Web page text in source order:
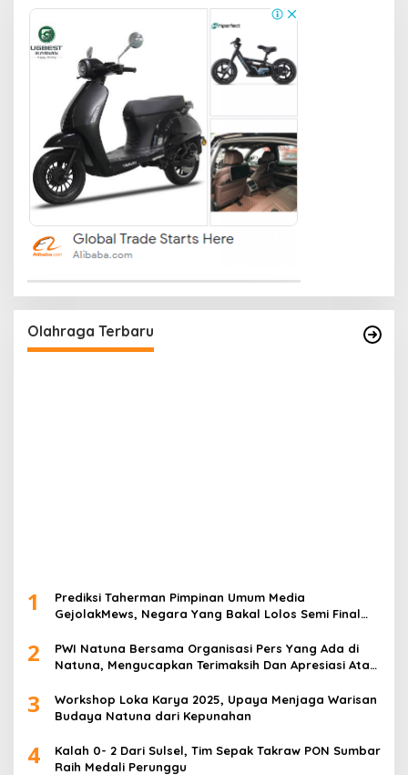
Olahraga Terbaru
1
Prediksi Taherman Pimpinan Umum Media
GejolakMews, Negara Yang Bakal Lolos Semi Final
2
PWI Natuna Bersama Organisasi Pers Yang Ada di
Natuna, Mengucapkan Terimaksih Dan Apresiasi Atas
dan Insan Pers
3
Workshop Loka Karya 2025, Upaya Menjaga Warisan
Budaya Natuna dari Kepunahan
4
Kalah 0- 2 Dari Sulsel, Tim Sepak Takraw PON Sumbar
Raih Medali Perunggu